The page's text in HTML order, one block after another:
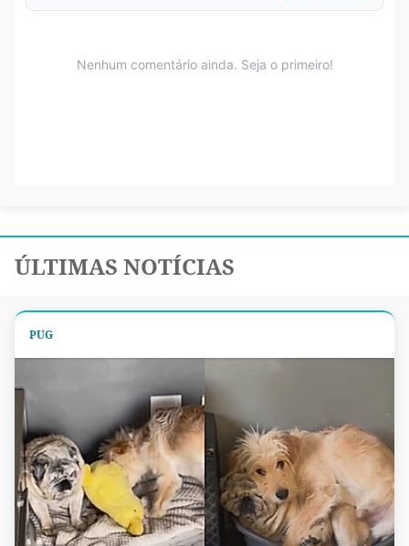
ÚLTIMAS NOTÍCIAS
PUG